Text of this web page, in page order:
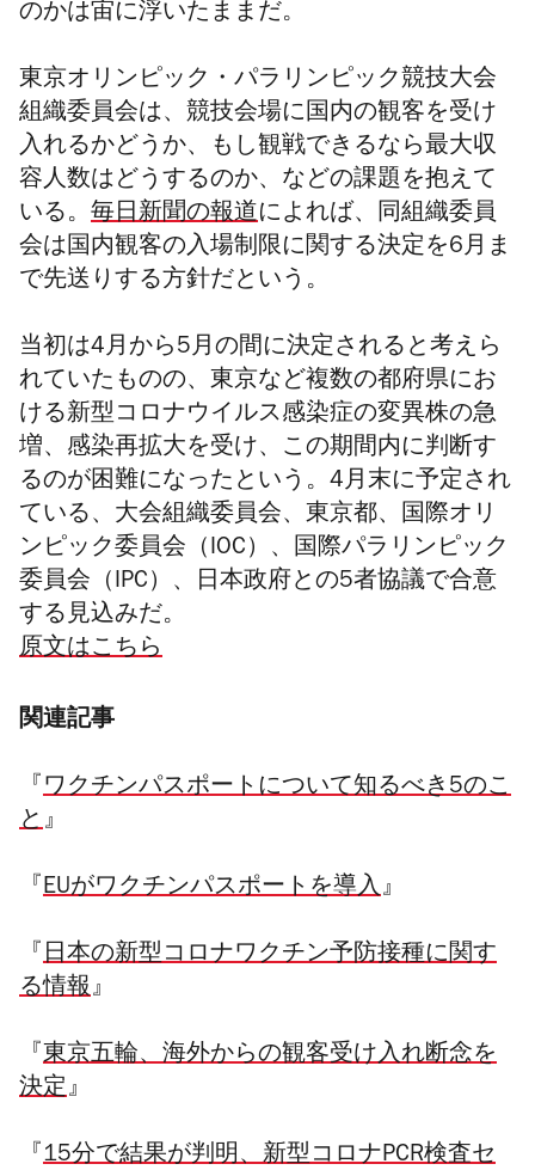
のかは宙に浮いたままだ。
東京オリンピック・パラリンピック競技大会
組織委員会は、競技会場に国内の観客を受け
入れるかどうか、もし観戦できるなら最大収
容人数はどうするのか、などの課題を抱えて
いる。 毎日新聞の報道によれば、同組織委員
会は国内観客の入場制限に関する決定を6月ま
で先送りする方針だという。
当初は4月から5月の間に決定されると考えら
れていたものの、東京など複数の都府県にお
ける新型コロナウイルス感染症の変異株の急
増、感染再拡大を受け、この期間内に判断す
るのが困難になったという。4月末に予定され
ている 、大会組織委員会、東京都、国際オリ
ンピック委員会（IOC）、国際パラリンピック
委員会（IPC）、日本政府との5者協議で合意
する見込みだ。
原文はこちら
関連記事
『 ワクチンパスポートについて知るべき5のこ
と』
『 EUがワクチンパスポートを導入』
『 日本の新型コロナワクチン予防接種に関す
る情報』
『 東京五輪、海外からの観客受け入れ断念を
決定』
『 15分で結果が判明、新型コロナPCR検査セ